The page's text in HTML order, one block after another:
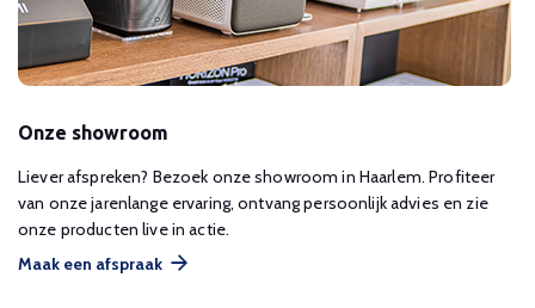
Onze showroom
Liever afspreken? Bezoek onze showroom in Haarlem. Profiteer
van onze jarenlange ervaring, ontvang persoonlijk advies en zie
onze producten live in actie.
Maak een afspraak